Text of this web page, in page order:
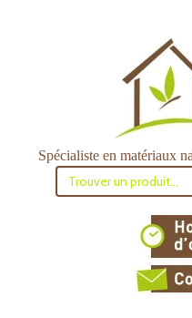
Spécialiste en matériaux